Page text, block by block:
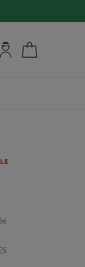
Mon compte : se